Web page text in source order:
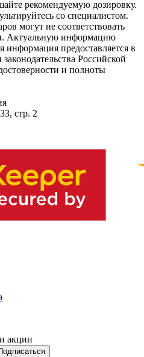
рекомендуемую дозировку.
со специалистом.
могут не соответствовать
Актуальную информацию
информация предоставляется в
Российской
и полноты
стр. 2
акции